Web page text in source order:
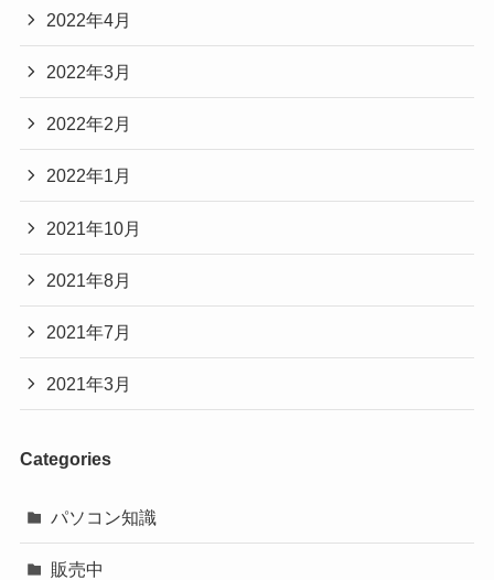
2022年4月
2022年3月
2022年2月
2022年1月
2021年10月
2021年8月
2021年7月
2021年3月
Categories
パソコン知識
販売中